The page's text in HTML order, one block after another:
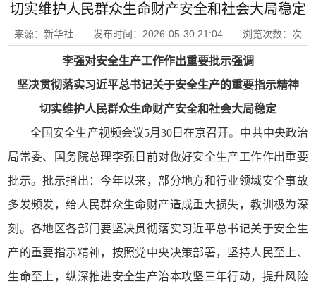
切实维护人民群众生命财产安全和社会大局稳定
来源：新华社 发布时间：2026-05-30 21:04 浏览次数： 次
李强对安全生产工作作出重要批示强调
坚决贯彻落实习近平总书记关于安全生产的重要指示精神
切实维护人民群众生命财产安全和社会大局稳定
全国安全生产视频会议5月30日在京召开。中共中央政治
局常委、国务院总理李强日前对做好安全生产工作作出重要
批示。批示指出：今年以来，部分地方和行业领域安全事故
多发频发，给人民群众生命财产造成重大损失，教训极为深
刻。各地区各部门要坚决贯彻落实习近平总书记关于安全生
产的重要指示精神，按照党中央决策部署，坚持人民至上、
生命至上，纵深推进安全生产治本攻坚三年行动，提升风险